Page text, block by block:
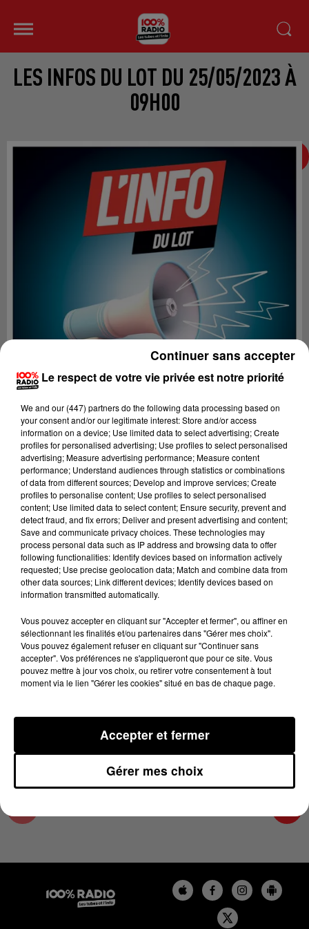
LES INFOS DU LOT DU 25/05/2023 À
09H00
Lecture (4 min 19 sec)
100%
Les infos du Lot
25 mai 2023 - 4 min 19 sec
LES INFOS DU LOT DU 25/05/2023 À 09H00
25/05/2023
Le respect de votre vie privée est notre priorité
We and our (447) partnersdo the following data processing based on
your consent and/or our legitimate interest: Store and/or access
information on a device; Use limited data to select advertising; Create
profiles for personalised advertising; Use profiles to select personalised
advertising; Measure advertising performance; Measure content
performance; Understand audiences through statistics or combinations
of data from different sources; Develop and improve services; Create
profiles to personalise content; Use profiles to select personalised
content; Use limited data to select content; Ensure security, prevent and
detect fraud, and fix errors; Deliver and present advertising and content;
Save and communicate privacy choices. These technologies may
process personal data such as IP address and browsing data to offer
following functionalities: Identify devices based on information actively
requested; Use precise geolocation data; Match and combine data from
other data sources; Link different devices; Identify devices based on
information transmitted automatically.
Vous pouvez accepter en cliquant sur "Accepter et fermer", ou affiner en
sélectionnant les finalités et/ou partenaires dans "Gérer mes choix".
Vous pouvez également refuser en cliquant sur "Continuer sans
accepter". Vos préférences ne s'appliqueront que pour ce site. Vous
pouvez mettre à jour vos choix, ou retirer votre consentement à tout
moment via le lien "Gérer les cookies" situé en bas de chaque page.
Gérer mes choix
Accepter et fermer
Continuer sans accepter